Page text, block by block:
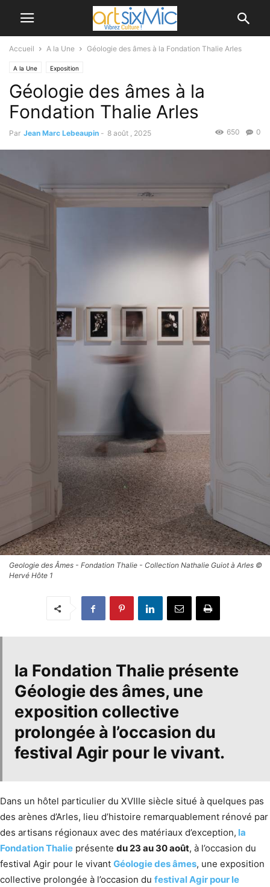
Accueil A la Une Géologie des âmes à la Fondation Thalie Arles
A la Une Exposition
Géologie des âmes à la
Fondation Thalie Arles
Par Jean Marc Lebeaupin - 8 août , 2025 0
650
Geologie des Âmes - Fondation Thalie - Collection Nathalie Guiot à Arles ©
Hervé Hôte 1
la Fondation Thalie présente
Géologie des âmes, une
exposition collective
prolongée à l’occasion du
festival Agir pour le vivant.
Dans un hôtel particulier du XVIIIe siècle situé à quelques pas
des arènes d’Arles, lieu d’histoire remarquablement rénové par
des artisans régionaux avec des matériaux d’exception, la
Fondation Thalie présente du 23 au 30 août, à l’occasion du
festival Agir pour le vivant Géologie des âmes, une exposition
collective prolongée à l’occasion du festival Agir pour le